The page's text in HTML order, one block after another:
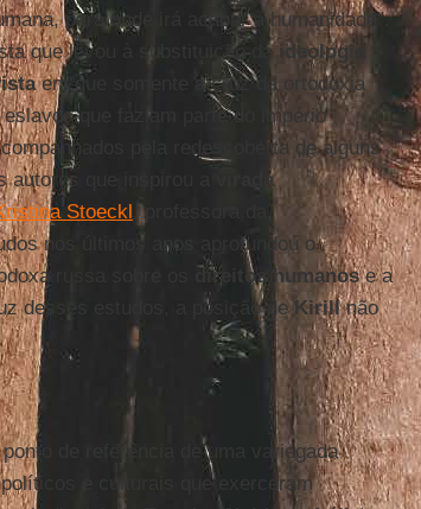
para onde irá acabar a humanidade".
que levou à substituição daideologia
em que somente a cruz da ortodoxia
que faziam parte do império
pela redescoberta de alguns
autores que inspirou a
virada
Stoeckl , professora da
nos últimos anos aprofundou o
russa sobre os
direitos humanose a
desses estudos, a posição de Kirillnão
de referência de uma variegada
e culturais que exerceram